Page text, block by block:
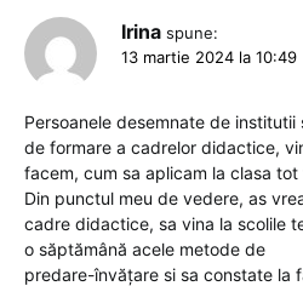
Irina spune:
13 martie 2024 la 10:49
Persoanele desemnate de
de formare a cadrelor didactice,
facem, cum sa aplicam la clasa
Din punctul meu de vedere, as
cadre didactice, sa vina la scolile
o săptămână acele metode de
predare-învăţare si sa constate la